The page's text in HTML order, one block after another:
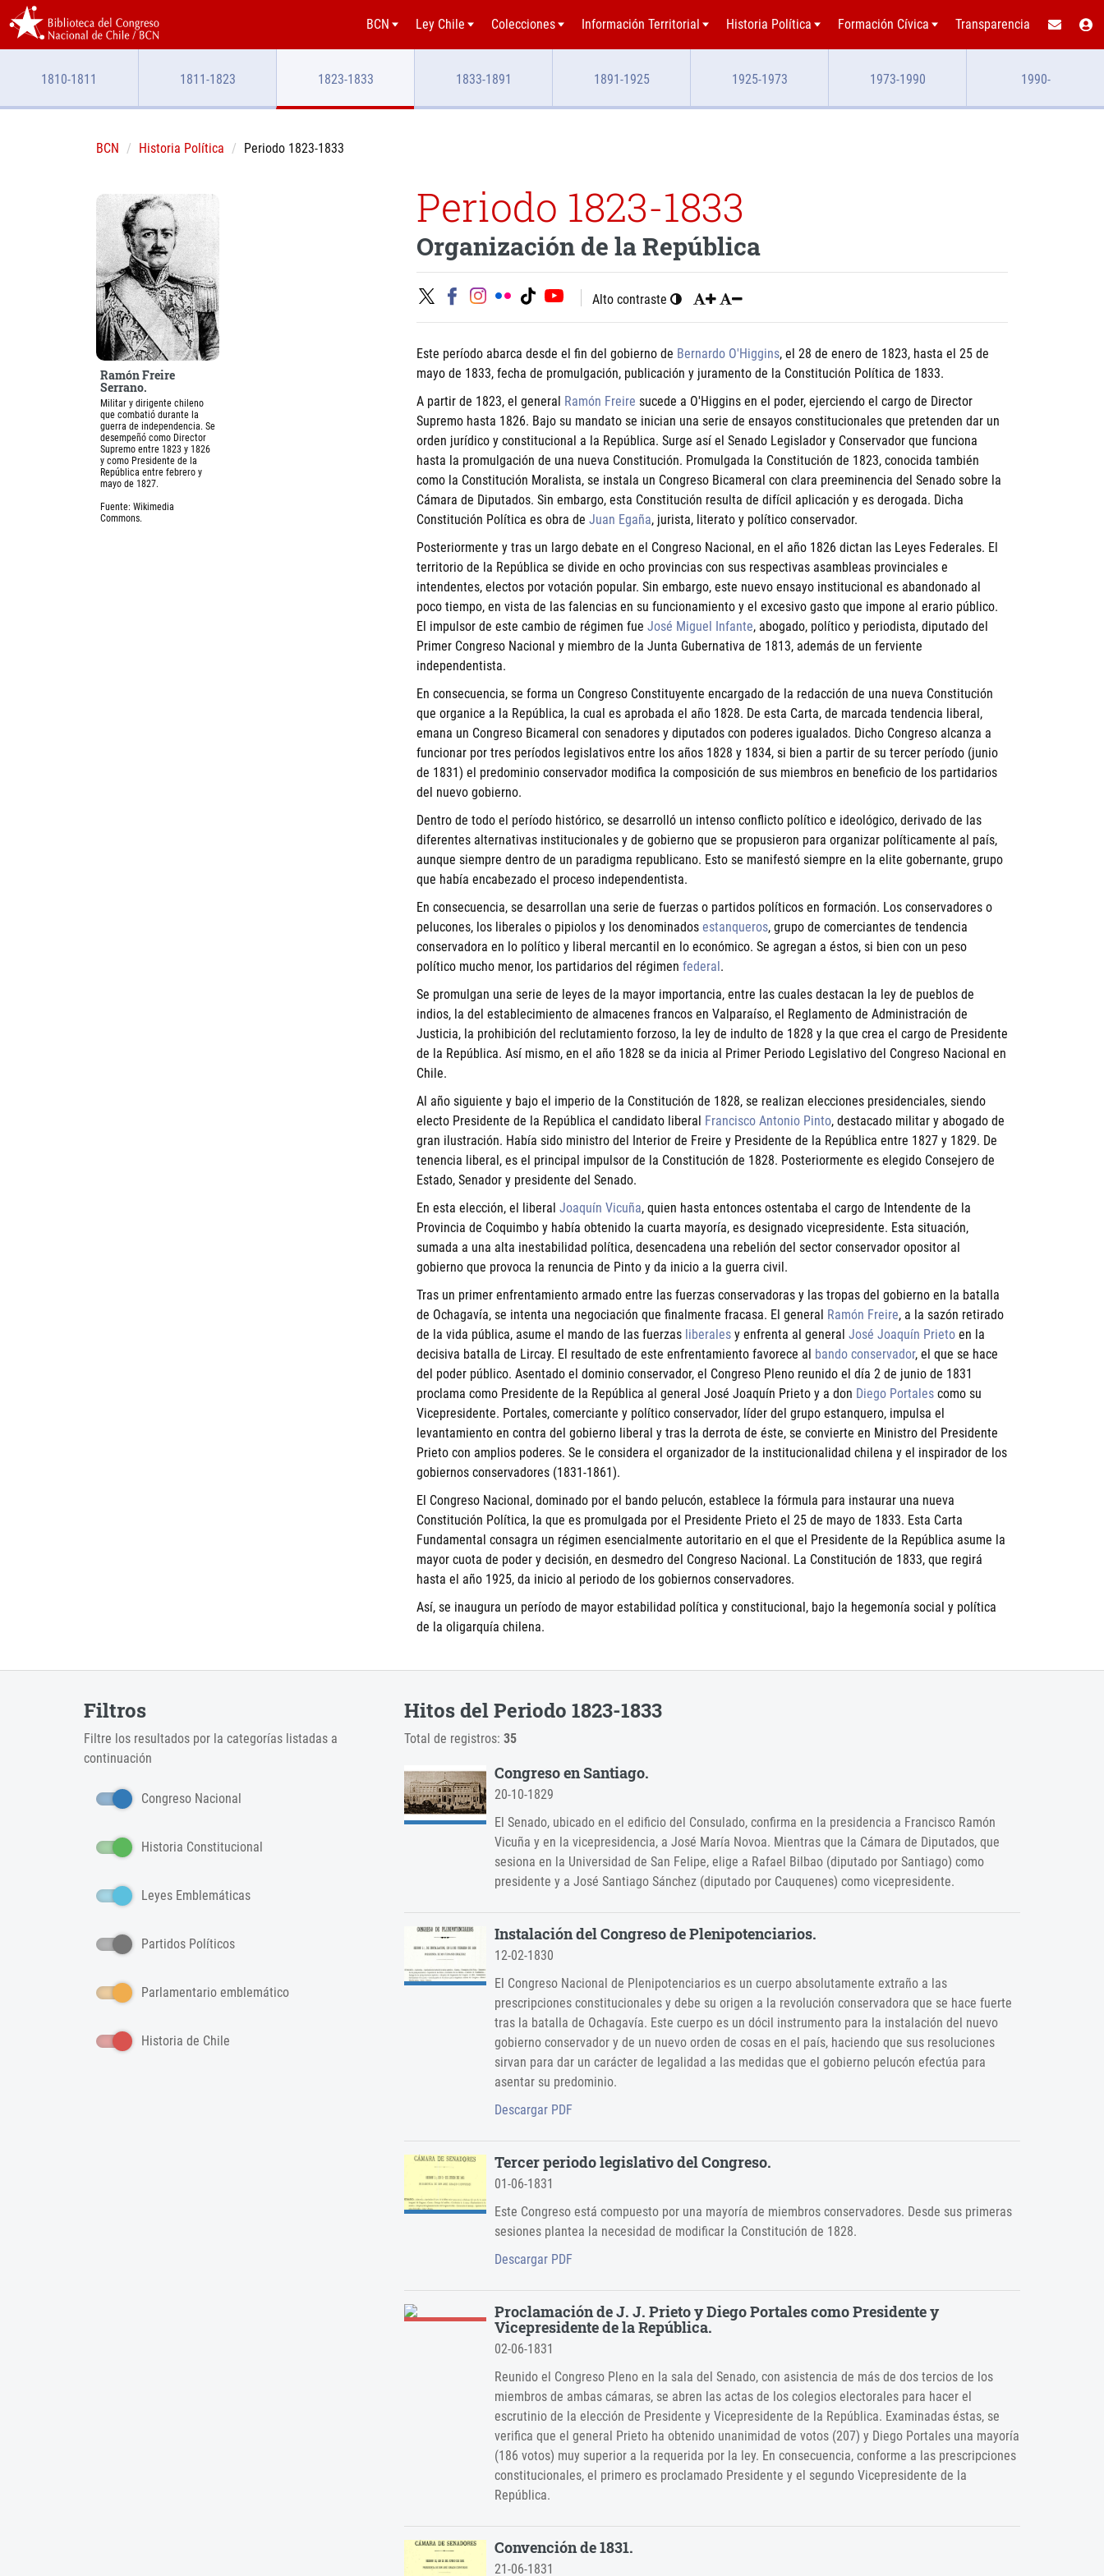
BCN Ley Chile Colecciones Información Territorial Historia Política Formación Cívica Transparencia
1810-1811 1811-1823 1823-1833 1833-1891 1891-1925 1925-1973 1973-1990 1990-
BCN Historia Política Periodo 1823-1833
Ramón Freire
Serrano.
Militar y dirigente chileno
que combatió durante la
guerra de independencia. Se
desempeñó como Director
Supremo entre 1823 y 1826
y como Presidente de la
República entre febrero y
mayo de 1827.
Fuente: Wikimedia
Commons.
Periodo 1823-1833
Organización de la República
Alto contraste
Este período abarca desde el fin del gobierno de Bernardo O'Higgins, el 28 de enero de 1823, hasta el 25 de
mayo de 1833, fecha de promulgación, publicación y juramento de la Constitución Política de 1833.
A partir de 1823, el general Ramón Freire sucede a O'Higgins en el poder, ejerciendo el cargo de Director
Supremo hasta 1826. Bajo su mandato se inician una serie de ensayos constitucionales que pretenden dar un
orden jurídico y constitucional a la República. Surge así el Senado Legislador y Conservador que funciona
hasta la promulgación de una nueva Constitución. Promulgada la Constitución de 1823, conocida también
como la Constitución Moralista, se instala un Congreso Bicameral con clara preeminencia del Senado sobre la
Cámara de Diputados. Sin embargo, esta Constitución resulta de difícil aplicación y es derogada. Dicha
Constitución Política es obra de Juan Egaña, jurista, literato y político conservador.
Posteriormente y tras un largo debate en el Congreso Nacional, en el año 1826 dictan las Leyes Federales. El
territorio de la República se divide en ocho provincias con sus respectivas asambleas provinciales e
intendentes, electos por votación popular. Sin embargo, este nuevo ensayo institucional es abandonado al
poco tiempo, en vista de las falencias en su funcionamiento y el excesivo gasto que impone al erario público.
El impulsor de este cambio de régimen fue José Miguel Infante, abogado, político y periodista, diputado del
Primer Congreso Nacional y miembro de la Junta Gubernativa de 1813, además de un ferviente
independentista.
En consecuencia, se forma un Congreso Constituyente encargado de la redacción de una nueva Constitución
que organice a la República, la cual es aprobada el año 1828. De esta Carta, de marcada tendencia liberal,
emana un Congreso Bicameral con senadores y diputados con poderes igualados. Dicho Congreso alcanza a
funcionar por tres períodos legislativos entre los años 1828 y 1834, si bien a partir de su tercer período (junio
de 1831) el predominio conservador modifica la composición de sus miembros en beneficio de los partidarios
del nuevo gobierno.
Dentro de todo el período histórico, se desarrolló un intenso conflicto político e ideológico, derivado de las
diferentes alternativas institucionales y de gobierno que se propusieron para organizar políticamente al país,
aunque siempre dentro de un paradigma republicano. Esto se manifestó siempre en la elite gobernante, grupo
que había encabezado el proceso independentista.
En consecuencia, se desarrollan una serie de fuerzas o partidos políticos en formación. Los conservadores o
pelucones, los liberales o pipiolos y los denominados estanqueros, grupo de comerciantes de tendencia
conservadora en lo político y liberal mercantil en lo económico. Se agregan a éstos, si bien con un peso
político mucho menor, los partidarios del régimen federal.
Se promulgan una serie de leyes de la mayor importancia, entre las cuales destacan la ley de pueblos de
indios, la del establecimiento de almacenes francos en Valparaíso, el Reglamento de Administración de
Justicia, la prohibición del reclutamiento forzoso, la ley de indulto de 1828 y la que crea el cargo de Presidente
de la República. Así mismo, en el año 1828 se da inicia al Primer Periodo Legislativo del Congreso Nacional en
Chile.
Al año siguiente y bajo el imperio de la Constitución de 1828, se realizan elecciones presidenciales, siendo
electo Presidente de la República el candidato liberal Francisco Antonio Pinto, destacado militar y abogado de
gran ilustración. Había sido ministro del Interior de Freire y Presidente de la República entre 1827 y 1829. De
tenencia liberal, es el principal impulsor de la Constitución de 1828. Posteriormente es elegido Consejero de
Estado, Senador y presidente del Senado.
En esta elección, el liberal Joaquín Vicuña, quien hasta entonces ostentaba el cargo de Intendente de la
Provincia de Coquimbo y había obtenido la cuarta mayoría, es designado vicepresidente. Esta situación,
sumada a una alta inestabilidad política, desencadena una rebelión del sector conservador opositor al
gobierno que provoca la renuncia de Pinto y da inicio a la guerra civil.
Tras un primer enfrentamiento armado entre las fuerzas conservadoras y las tropas del gobierno en la batalla
de Ochagavía, se intenta una negociación que finalmente fracasa. El general Ramón Freire, a la sazón retirado
de la vida pública, asume el mando de las fuerzas liberales y enfrenta al general José Joaquín Prieto en la
decisiva batalla de Lircay. El resultado de este enfrentamiento favorece al bando conservador, el que se hace
del poder público. Asentado el dominio conservador, el Congreso Pleno reunido el día 2 de junio de 1831
proclama como Presidente de la República al general José Joaquín Prieto y a don Diego Portales como su
Vicepresidente. Portales, comerciante y político conservador, líder del grupo estanquero, impulsa el
levantamiento en contra del gobierno liberal y tras la derrota de éste, se convierte en Ministro del Presidente
Prieto con amplios poderes. Se le considera el organizador de la institucionalidad chilena y el inspirador de los
gobiernos conservadores (1831-1861).
El Congreso Nacional, dominado por el bando pelucón, establece la fórmula para instaurar una nueva
Constitución Política, la que es promulgada por el Presidente Prieto el 25 de mayo de 1833. Esta Carta
Fundamental consagra un régimen esencialmente autoritario en el que el Presidente de la República asume la
mayor cuota de poder y decisión, en desmedro del Congreso Nacional. La Constitución de 1833, que regirá
hasta el año 1925, da inicio al periodo de los gobiernos conservadores.
Así, se inaugura un período de mayor estabilidad política y constitucional, bajo la hegemonía social y política
de la oligarquía chilena.
Filtros
Filtre los resultados por la categorías listadas a
continuación
Congreso Nacional
Historia Constitucional
Leyes Emblemáticas
Partidos Políticos
Parlamentario emblemático
Historia de Chile
Hitos del Periodo 1823-1833
Total de registros: 35
Congreso en Santiago.
20-10-1829
El Senado, ubicado en el edificio del Consulado, confirma en la presidencia a Francisco Ramón
Vicuña y en la vicepresidencia, a José María Novoa. Mientras que la Cámara de Diputados, que
sesiona en la Universidad de San Felipe, elige a Rafael Bilbao (diputado por Santiago) como
presidente y a José Santiago Sánchez (diputado por Cauquenes) como vicepresidente.
Instalación del Congreso de Plenipotenciarios.
12-02-1830
El Congreso Nacional de Plenipotenciarios es un cuerpo absolutamente extraño a las
prescripciones constitucionales y debe su origen a la revolución conservadora que se hace fuerte
tras la batalla de Ochagavía. Este cuerpo es un dócil instrumento para la instalación del nuevo
gobierno conservador y de un nuevo orden de cosas en el país, haciendo que sus resoluciones
sirvan para dar un carácter de legalidad a las medidas que el gobierno pelucón efectúa para
asentar su predominio.
Descargar PDF
Tercer periodo legislativo del Congreso.
01-06-1831
Este Congreso está compuesto por una mayoría de miembros conservadores. Desde sus primeras
sesiones plantea la necesidad de modificar la Constitución de 1828.
Descargar PDF
Proclamación de J. J. Prieto y Diego Portales como Presidente y
Vicepresidente de la República.
02-06-1831
Reunido el Congreso Pleno en la sala del Senado, con asistencia de más de dos tercios de los
miembros de ambas cámaras, se abren las actas de los colegios electorales para hacer el
escrutinio de la elección de Presidente y Vicepresidente de la República. Examinadas éstas, se
verifica que el general Prieto ha obtenido unanimidad de votos (207) y Diego Portales una mayoría
(186 votos) muy superior a la requerida por la ley. En consecuencia, conforme a las prescripciones
constitucionales, el primero es proclamado Presidente y el segundo Vicepresidente de la
República.
Convención de 1831.
21-06-1831